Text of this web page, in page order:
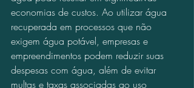
economias de custos. Ao utilizar água
recuperada em processos que não
exigem água potável, empresas e
empreendimentos podem reduzir suas
despesas com água, além de evitar
multas e taxas associadas ao uso